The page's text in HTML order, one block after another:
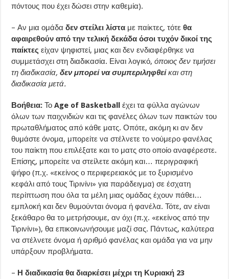
πόντους που έχει δώσει στην καθεμία).
– Αν μια ομάδαδεν στείλει λίστα με παίκτες, τότεθα
αφαιρεθούν από την τελική δεκάδα όσοι τυχόν δικοί της
παίκτες είχαν ψηφιστεί, μιας και δεν ενδιαφέρθηκε να
συμμετάσχει στη διαδικασία. Είναι λογικό, όποιος δεν τιμήσει
τη διαδικασία, δεν μπορεί να συμπεριληφθείκαι στη
διαδικασία μετά.
Βοήθεια: Το Age of Basketball έχει τα φύλλα αγώνων
όλων των παιχνιδιών και τις φανέλες όλων των παικτών του
πρωταθλήματος από κάθε ματς. Οπότε, ακόμη κι αν δεν
θυμάστε όνομα, μπορείτε να στέλνετε το νούμερο φανέλας
του παίκτη που επιλέξατε και το ματς στο οποίο αναφέρεστε.
Επίσης, μπορείτε να στείλετε ακόμη και… περιγραφική
ψήφο (π.χ. «εκείνος ο περιφερειακός με το ξυρισμένο
κεφάλι από τους Τιρινίνι» για παράδειγμα) σε έσχατη
περίπτωση που όλα τα μέλη μιας ομάδας έχουν πάθει…
εμπλοκή και δεν θυμούνται όνομα ή φανέλα. Τότε, αν είναι
ξεκάθαρο θα το μετρήσουμε, αν όχι (π.χ. «εκείνος από την
Τιρινίνι»), θα επικοινωνήσουμε μαζί σας. Πάντως, καλύτερα
να στέλνετε όνομα ή αριθμό φανέλας και ομάδα για να μην
υπάρξουν προβλήματα.
– Η διαδικασία θα διαρκέσει μέχρι τη Κυριακή 23